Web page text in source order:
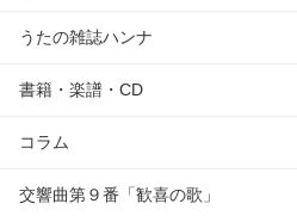
うたの雑誌ハンナ
書籍・楽譜・CD
コラム
交響曲第９番「歓喜の歌」